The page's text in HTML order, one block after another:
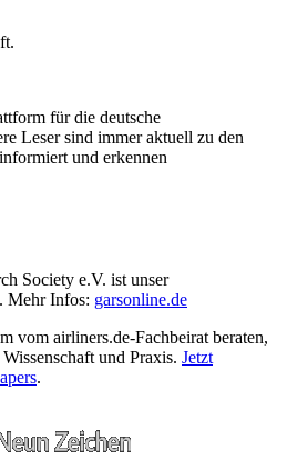
für die deutsche
Leser sind immer aktuell zu den
und erkennen
Society e.V. ist unser
Mehr Infos: garsonline.de
vom airliners.de-Fachbeirat beraten,
und Praxis. Jetzt
.